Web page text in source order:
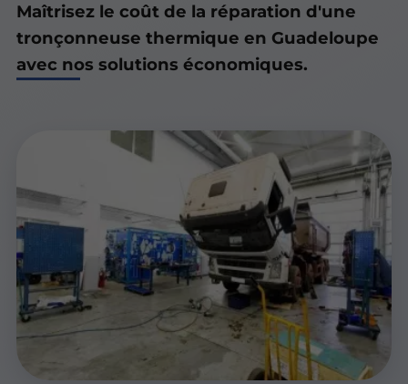
Maîtrisez le coût de la réparation d'une
tronçonneuse thermique en Guadeloupe
avec nos solutions économiques.